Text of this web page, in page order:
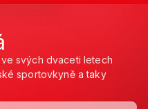
svých dvaceti letech
sportovkyně a taky